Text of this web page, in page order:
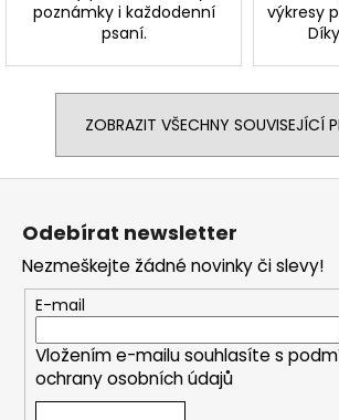
poznámky i každodenní
psaní.
výkresy
ZOBRAZIT VŠECHNY SOUVISEJÍCÍ
Z
Odebírat newsletter
Nezmeškejte žádné novinky či slevy!
E-mail
Vložením e-mailu souhlasíte s
ochrany osobních údajů